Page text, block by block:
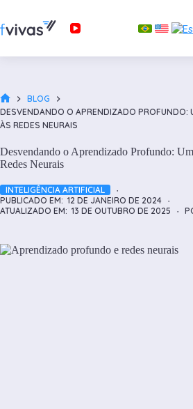
o
HOME
BLOG
DESVENDANDO O APRENDIZADO PROFUNDO:
ÀS REDES NEURAIS
Desvendando o Aprendizado Profundo:
Redes Neurais
INTELIGÊNCIA ARTIFICIAL
PUBLICADO EM: 12 DE JANEIRO DE 2024
ATUALIZADO EM: 13 DE OUTUBRO DE 2025